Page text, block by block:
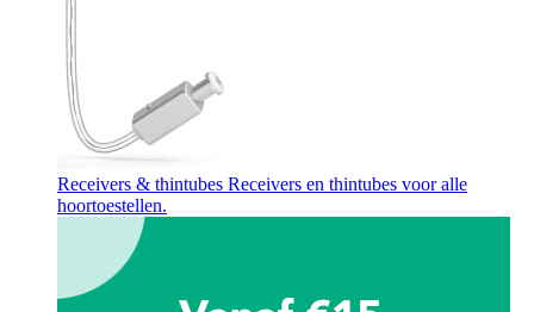
Receivers & thintubes Receivers en thintubes voor alle
hoortoestellen.